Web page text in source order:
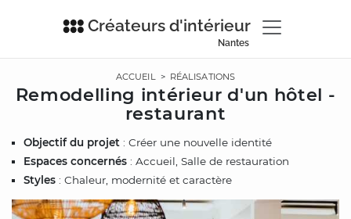
Créateurs d'intérieur
Nantes
ACCUEIL> RÉALISATIONS
Remodelling intérieur d'un hôtel -
restaurant
Objectif du projet : Créer une nouvelle identité
Espaces concernés : Accueil, Salle de restauration
Styles : Chaleur, modernité et caractère